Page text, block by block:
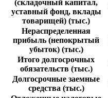
(складочный капитал,
уставный фонд, вклады
товарищей) (тыс.)
Нераспределенная
прибыль (непокрытый
убыток) (тыс.)
Итого долгосрочных
обязательств (тыс.)
Долгосрочные заемные
средства (тыс.)